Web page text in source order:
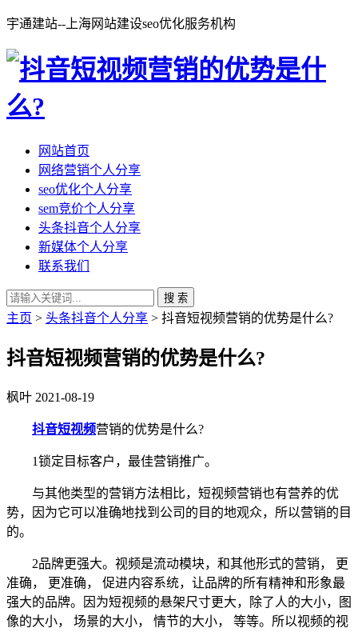
宇通建站--上海网站建设seo优化服务机构
网站首页
网络营销个人分享
seo优化个人分享
sem竞价个人分享
头条抖音个人分享
新媒体个人分享
联系我们
搜 索
主页 > 头条抖音个人分享 > 抖音短视频营销的优势是什么?
抖音短视频营销的优势是什么?
枫叶 2021-08-19
抖音短视频营销的优势是什么?
1锁定目标客户，最佳营销推广。
与其他类型的营销方法相比，短视频营销也有营养的优
势，因为它可以准确地找到公司的目的地观众，所以营销的目
的。
2品牌更强大。视频是流动模块，和其他形式的营销， 更
准确， 更准确， 促进内容系统，让品牌的所有精神和形象最
强大的品牌。因为短视频的悬架尺寸更大，除了人的大小，图
像的大小， 场景的大小， 情节的大小， 等等。所以视频的视